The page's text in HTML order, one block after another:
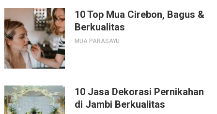
10 Top Mua Cirebon, Bagus &
Berkualitas
MUA PARASAYU
10 Jasa Dekorasi Pernikahan
di Jambi Berkualitas